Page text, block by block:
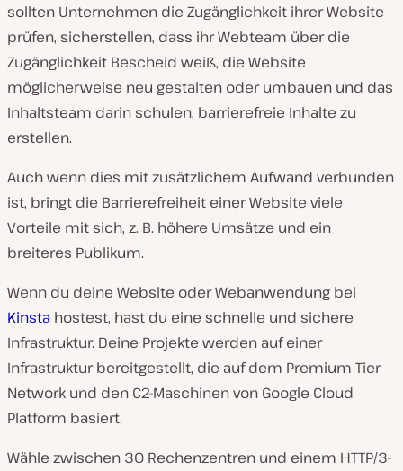
sollten Unternehmen die Zugänglichkeit ihrer Website
prüfen, sicherstellen, dass ihr Webteam über die
Zugänglichkeit Bescheid weiß, die Website
möglicherweise neu gestalten oder umbauen und das
Inhaltsteam darin schulen, barrierefreie Inhalte zu
erstellen.
Auch wenn dies mit zusätzlichem Aufwand verbunden
ist, bringt die Barrierefreiheit einer Website viele
Vorteile mit sich, z. B. höhere Umsätze und ein
breiteres Publikum.
Wenn du deine Website oder Webanwendung bei
Kinsta hostest, hast du eine schnelle und sichere
Infrastruktur. Deine Projekte werden auf einer
Infrastruktur bereitgestellt, die auf dem Premium Tier
Network und den C2-Maschinen von Google Cloud
Platform basiert.
Wähle zwischen 30 Rechenzentren und einem HTTP/3-